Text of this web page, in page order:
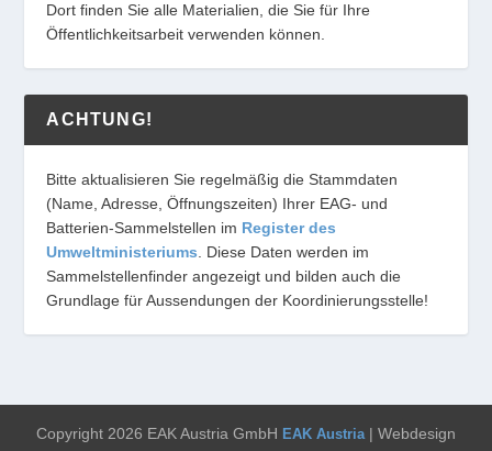
Dort finden Sie alle Materialien, die Sie für Ihre
Öffentlichkeitsarbeit verwenden können.
ACHTUNG!
Bitte aktualisieren Sie regelmäßig die Stammdaten
(Name, Adresse, Öffnungszeiten) Ihrer EAG- und
Batterien-Sammelstellen im Register des
Umweltministeriums . Diese Daten werden im
Sammelstellenfinder angezeigt und bilden auch die
Grundlage für Aussendungen der Koordinierungsstelle!
Copyright 2026 EAK Austria GmbH EAK Austria | Webdesign